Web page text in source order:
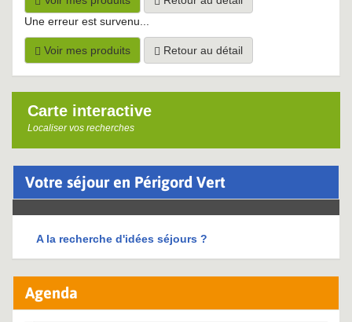
Une erreur est survenu...
Voir mes produits Retour au détail
Carte interactive
Localiser vos recherches
Votre séjour en Périgord Vert
A la recherche d'idées séjours ?
Agenda